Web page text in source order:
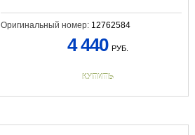
Оригинальный номер: 12762584
4 440 РУБ.
КУПИТЬ